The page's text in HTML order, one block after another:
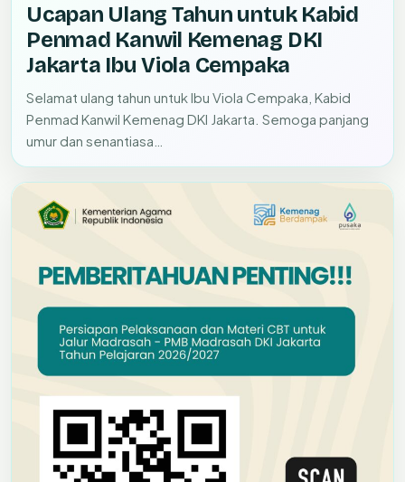
Ucapan Ulang Tahun untuk Kabid
Penmad Kanwil Kemenag DKI
Jakarta Ibu Viola Cempaka
Selamat ulang tahun untuk Ibu Viola Cempaka, Kabid
Penmad Kanwil Kemenag DKI Jakarta. Semoga panjang
umur dan senantiasa…